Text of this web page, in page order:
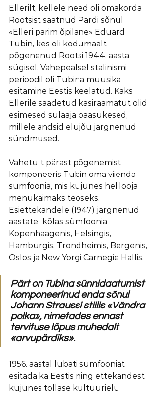
Ellerilt, kellele need oli omakorda
Rootsist saatnud Pärdi sõnul
«Elleri parim õpilane» Eduard
Tubin, kes oli kodumaalt
põgenenud Rootsi 1944. aasta
sügisel. Vahepealsel stalinismi
perioodil oli Tubina muusika
esitamine Eestis keelatud. Kaks
Ellerile saadetud käsiraamatut olid
esimesed sulaaja pääsukesed,
millele andsid elujõu järgnenud
sündmused.
Vahetult pärast põgenemist
komponeeris Tubin oma viienda
sümfoonia, mis kujunes helilooja
menukaimaks teoseks.
Esiettekandele (1947) järgnenud
aastatel kõlas sümfoonia
Kopenhaagenis, Helsingis,
Hamburgis, Trondheimis, Bergenis,
Oslos ja New Yorgi Carnegie Hallis.
Pärt on Tubina sünnidaatumist
komponeerinud enda sõnul
Johann Straussi stiilis «Vändra
polka», nimetades ennast
tervituse lõpus muhedalt
«arvupärdiks».
1956. aastal lubati sümfooniat
esitada ka Eestis ning ettekandest
kujunes tollase kultuurielu